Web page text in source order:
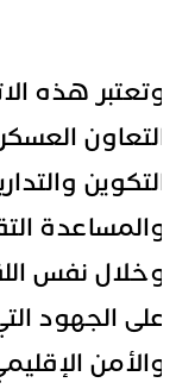
هذه
نفس
الجهود التي